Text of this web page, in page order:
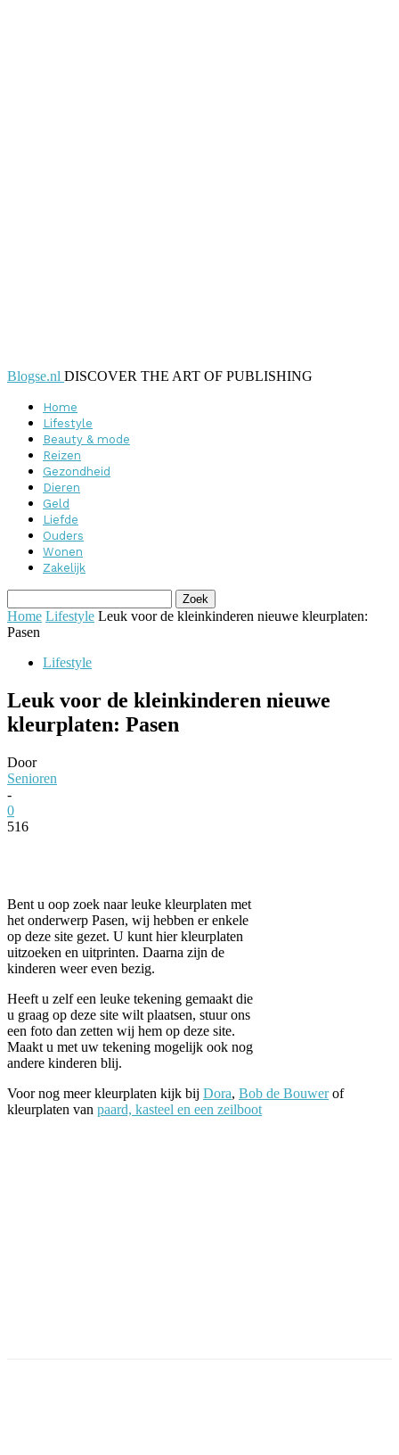
Blogse.nl DISCOVER THE ART OF PUBLISHING
Home
Lifestyle
Beauty & mode
Reizen
Gezondheid
Dieren
Geld
Liefde
Ouders
Wonen
Zakelijk
Home Lifestyle Leuk voor de kleinkinderen nieuwe kleurplaten:
Pasen
Lifestyle
Leuk voor de kleinkinderen nieuwe
kleurplaten: Pasen
Door
Senioren
-
0
516
Bent u oop zoek naar leuke kleurplaten met
het onderwerp Pasen, wij hebben er enkele
op deze site gezet. U kunt hier kleurplaten
uitzoeken en uitprinten. Daarna zijn de
kinderen weer even bezig.
Heeft u zelf een leuke tekening gemaakt die
u graag op deze site wilt plaatsen, stuur ons
een foto dan zetten wij hem op deze site.
Maakt u met uw tekening mogelijk ook nog
andere kinderen blij.
Voor nog meer kleurplaten kijk bij Dora, Bob de Bouwerof
kleurplaten van paard, kasteel en een zeilboot